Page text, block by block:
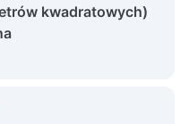
kwadratowych)